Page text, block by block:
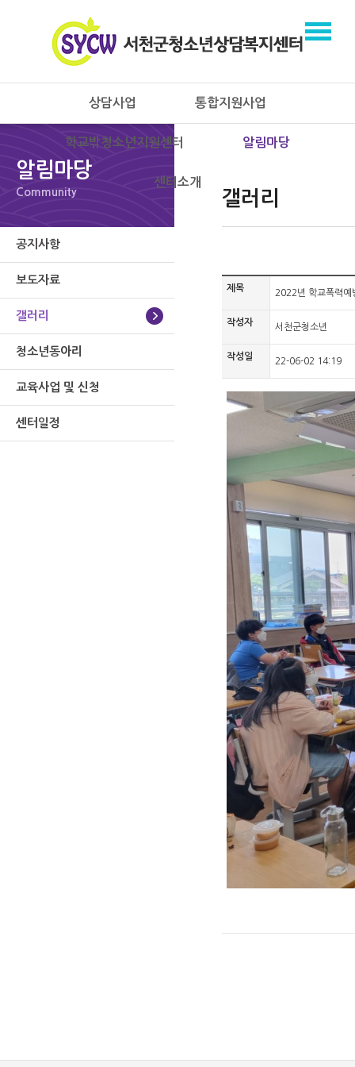
상담사업 통합지원사업
학교밖청소년지원센터 알림마당
센터소개
알림마당
Community
공지사항
보도자료
갤러리
청소년동아리
교육사업 및 신청
센터일정
갤러리
제목 2022년 학교폭력예
작성자 서천군청소년
작성일 22-06-02 14:19